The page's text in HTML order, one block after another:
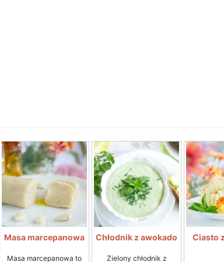
Masa marcepanowa
Masa marcepanowa to
Chłodnik z awokado
Zielony chłodnik z
Ciasto